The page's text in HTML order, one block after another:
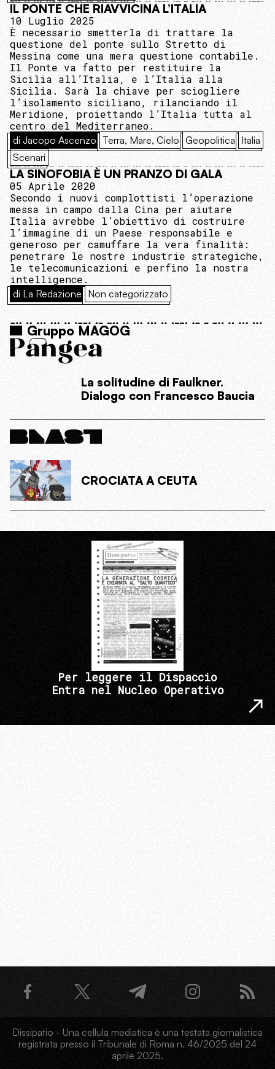
IL PONTE CHE RIAVVICINA L’ITALIA
10 Luglio 2025
È necessario smetterla di trattare la
questione del ponte sullo Stretto di
Messina come una mera questione contabile.
Il Ponte va fatto per restituire la
Sicilia all’Italia, e l’Italia alla
Sicilia. Sarà la chiave per sciogliere
l’isolamento siciliano, rilanciando il
Meridione, proiettando l’Italia tutta al
centro del Mediterraneo.
di Jacopo Ascenzo Terra, Mare, Cielo Geopolitica Italia
Scenari
LA SINOFOBIA È UN PRANZO DI GALA
05 Aprile 2020
Secondo i nuovi complottisti l’operazione
messa in campo dalla Cina per aiutare
Italia avrebbe l’obiettivo di costruire
l’immagine di un Paese responsabile e
generoso per camuffare la vera finalità:
penetrare le nostre industrie strategiche,
le telecomunicazioni e perfino la nostra
intelligence.
di La Redazione Non categorizzato
Gruppo MAGOG
La solitudine di Faulkner.
Dialogo con Francesco Baucia
CROCIATA A CEUTA
Per leggere il Dispaccio
Entra nel Nucleo Operativo
Dissipatio - Una cellula mediatica è una testata giornalistica
registrata presso il Tribunale di Roma n. 46/2025 del 24
aprile 2025.